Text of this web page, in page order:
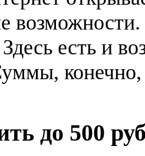
есть и
до 500